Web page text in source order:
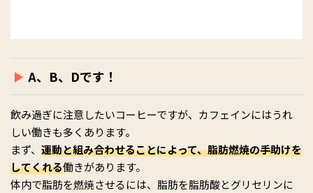
A、B、Dです！
飲み過ぎに注意したいコーヒーですが、カフェインにはうれ
しい働きも多くあります。
まず、 運動と組み合わせることによって、脂肪燃焼の手助けを
してくれる働きがあります。
体内で脂肪を燃焼させるには、脂肪を脂肪酸とグリセリンに